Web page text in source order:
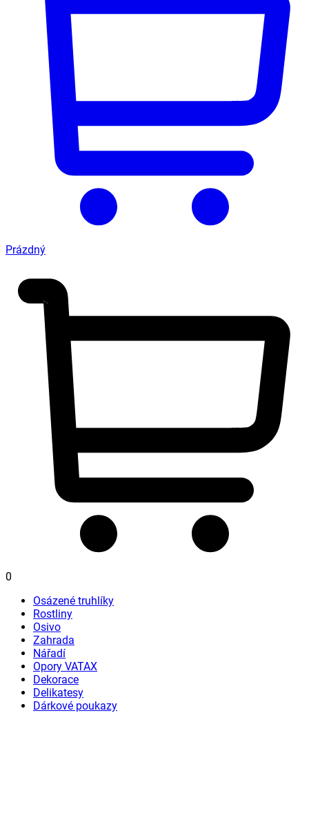
Prázdný
0
Osázené truhlíky
Rostliny
Osivo
Zahrada
Nářadí
Opory VATAX
Dekorace
Delikatesy
Dárkové poukazy